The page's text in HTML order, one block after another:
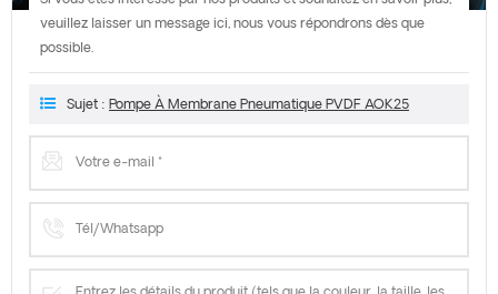
veuillez laisser un message ici, nous vous répondrons dès que
possible.
Sujet : Pompe À Membrane Pneumatique PVDF AOK25